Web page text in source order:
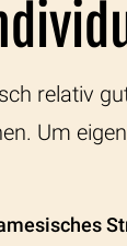
relativ
Um